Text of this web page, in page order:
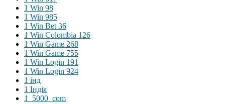
1 Win 98
1 Win 985
1 Win Bet 36
1 Win Colombia 126
1 Win Game 268
1 Win Game 755
1 Win Login 191
1 Win Login 924
1 інд
1 Індія
1_5000_com